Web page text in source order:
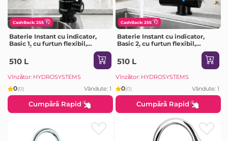
CashBack: 255
Baterie Instant cu indicator,
Basic 1, cu furtun flexibil,
510 L
Vînzător: HYDROSYSTEMS
0(0) Vândute: 1
Cumpără Rapid
CashBack: 255
Baterie Instant cu indicator,
Basic 2, cu furtun flexibil,
510 L
Vînzător: HYDROSYSTEMS
0(0) Vândute: 1
Cumpără Rapid